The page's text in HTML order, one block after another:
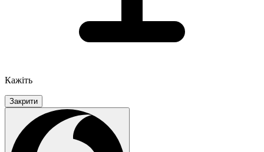
Кажіть
Закрити